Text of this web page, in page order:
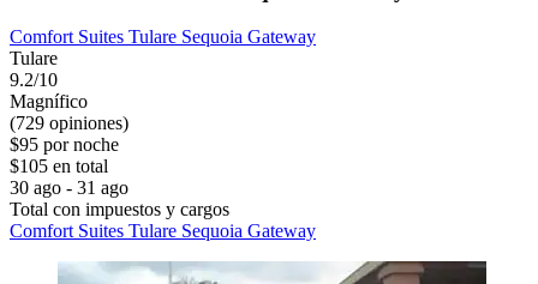
Comfort Suites Tulare Sequoia Gateway
Tulare
9.2/10
Magnífico
(729 opiniones)
$95 por noche
$105 en total
30 ago - 31 ago
Total con impuestos y cargos
Comfort Suites Tulare Sequoia Gateway